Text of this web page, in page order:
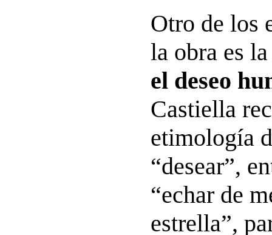
Otro de los
la obra es
el deseo
Castiella
etimología
“desear”,
“echar de
estrella”,